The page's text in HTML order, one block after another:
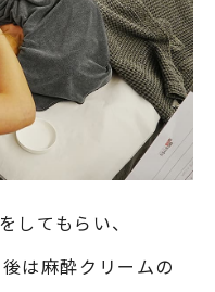
してもらい、
は麻酔クリームの